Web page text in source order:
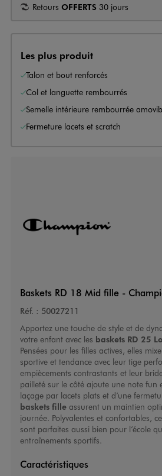
Retours OFFERTS 30 jours
Les plus produit
Talon et bout renforcés
Col et languette rembourrés
Semelle intérieure rembourrée
Fermeture lacets et scratch
Baskets RD 18 Mid fille -
Réf. : 50027211
Apportez une touche de style et de
votre enfant avec les baskets RD 25
Pensées pour les filles actives, elles
sportive et tendance avec leur tige
empiècements contrastants et leur
pailleté sur le côté ajoute une note fun
laçage par lacets plats et d’une
baskets filleassurent un maintien
journée. Polyvalentes et confortables,
sont parfaites aussi bien pour l’école
entraînements sportifs.
Caractéristiques